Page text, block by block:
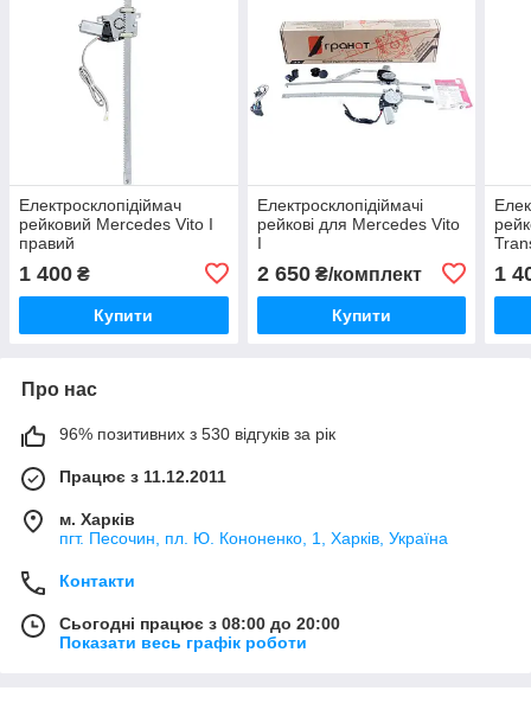
Електросклопідіймач
рейковий Mercedes Vito I
правий
1 400 ₴
Купити
Електросклопідіймачі
рейкові для Mercedes Vito
I
2 650₴/комплект
Купити
1
Про нас
96% позитивних з 530 відгуків за рік
Працює з 11.12.2011
м. Харків
пгт. Песочин, пл. Ю. Кононенко, 1, Харків, Україна
Контакти
Сьогодні працює з 08:00 до 20:00
Показати весь графік роботи